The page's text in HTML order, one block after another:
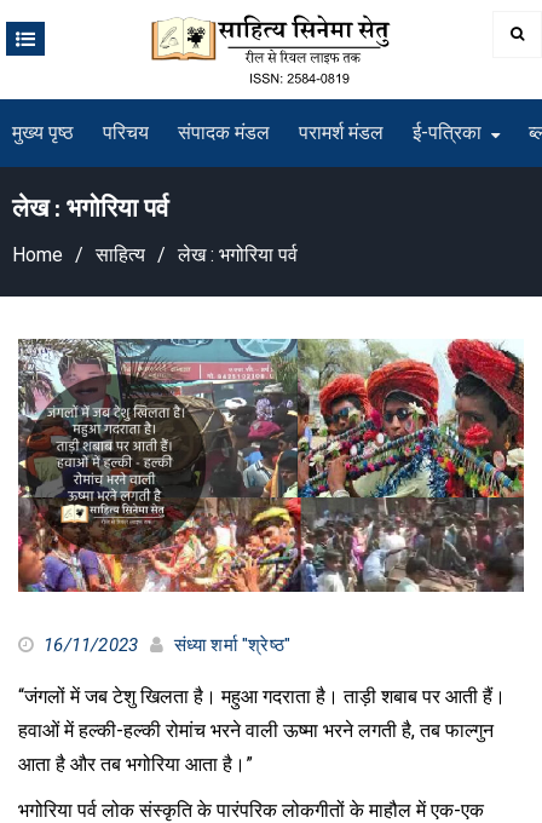
मुख्य पृष्ठ परिचय संपादक मंडल परामर्श मंडल ई-पत्रिका
लेख : भगोरिया पर्व
Home साहित्य लेख : भगोरिया पर्व
16/11/2023 संध्या शर्मा "श्रेष्ठ"
“जंगलों में जब टेशु खिलता है। महुआ गदराता है। ताड़ी शबाब पर आती हैं।
हवाओं में हल्की-हल्की रोमांच भरने वाली ऊष्मा भरने लगती है, तब फाल्गुन
आता है और तब भगोरिया आता है।”
भगोरिया पर्व लोक संस्कृति के पारंपरिक लोकगीतों के माहौल में एक-एक